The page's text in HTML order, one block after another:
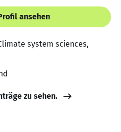
ansehen
system sciences,
zu sehen.